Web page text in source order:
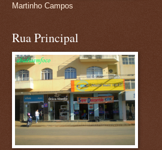
Martinho Campos
Rua Principal